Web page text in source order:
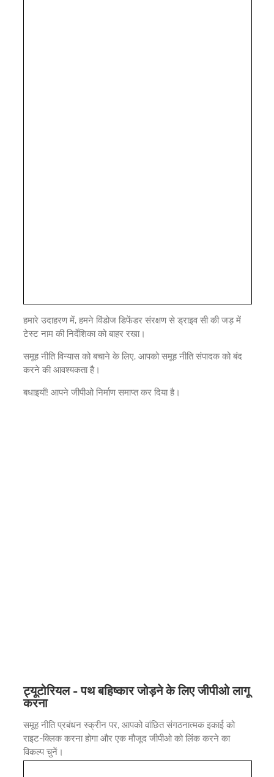
हमारे उदाहरण में, हमने विंडोज डिफेंडर संरक्षण से ड्राइव सी की जड़ में
टेस्ट नाम की निर्देशिका को बाहर रखा।
समूह नीति विन्यास को बचाने के लिए, आपको समूह नीति संपादक को बंद
करने की आवश्यकता है।
बधाइयाँ! आपने जीपीओ निर्माण समाप्त कर दिया है।
ट्यूटोरियल - पथ बहिष्कार जोड़ने के लिए जीपीओ लागू
करना
समूह नीति प्रबंधन स्क्रीन पर, आपको वांछित संगठनात्मक इकाई को
राइट-क्लिक करना होगा और एक मौजूद जीपीओ को लिंक करने का
विकल्प चुनें।